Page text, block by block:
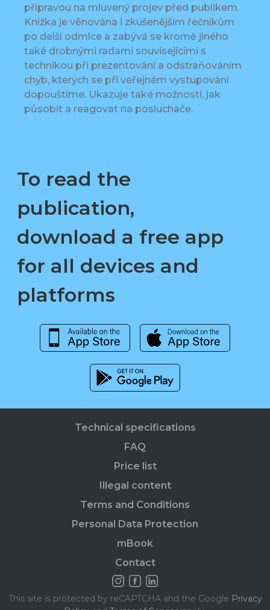
přípravou na mluvený projev před publikem.
Knížka je věnována i zkušenějším řečníkům
po delší odmlce a zabývá se kromě jiného
také drobnými radami souvisejícími s
technikou při prezentování a odstraňováním
chyb, kterých se při veřejném vystupování
dopouštíme. Ukazuje také možnosti, jak
působit a reagovat na posluchače.
To read the
publication,
download a free app
for all devices and
platforms
Technical specifications
FAQ
Price list
Illegal content
Terms and Conditions
Personal Data Protection
mBook
Contact
This site is protected by reCAPTCHA and the Google Privacy